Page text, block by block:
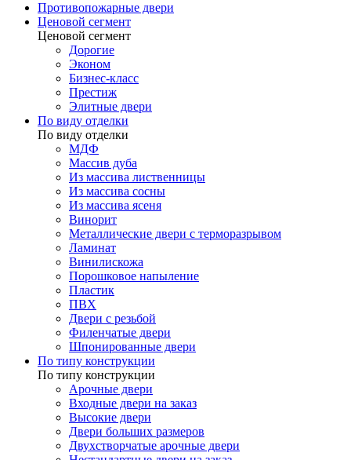
Противопожарные двери
Ценовой сегмент
Ценовой сегмент
Дорогие
Эконом
Бизнес-класс
Престиж
Элитные двери
По виду отделки
По виду отделки
МДФ
Массив дуба
Из массива лиственницы
Из массива сосны
Из массива ясеня
Винорит
Металлические двери с терморазрывом
Ламинат
Винилискожа
Порошковое напыление
Пластик
ПВХ
Двери с резьбой
Филенчатые двери
Шпонированные двери
По типу конструкции
По типу конструкции
Арочные двери
Входные двери на заказ
Высокие двери
Двери больших размеров
Двухстворчатые арочные двери